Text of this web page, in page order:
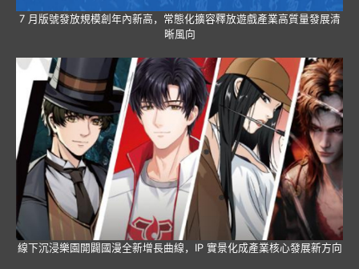
7 月版號發放規模創年內新高，常態化擴容釋放遊戲產業高質量發展清
晰風向
線下沉浸樂園開闢國漫全新增長曲線，IP 實景化成產業核心發展新方向